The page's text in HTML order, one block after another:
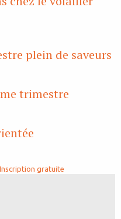
plein de saveurs
trimestre
Inscription gratuite